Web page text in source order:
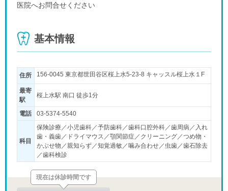
医院へお問合せください
基本情報
住所 156-0045 東京都世田谷区桜上水5-23-8 キャッスル桜上水１F
最寄
駅
桜上水駅 南口 徒歩1分
電話 03-5374-5540
科目
保険診療／小児歯科／予防歯科／歯科口腔外科／歯周病／入れ
歯・義歯／ドライマウス／顎関節症／クリーニング／つめ物・
かぶせ物／親知らず／知覚過敏／噛み合わせ／虫歯／歯石除去
／歯科検診
現在は休診時間です